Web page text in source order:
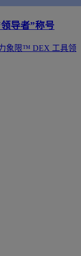
导者”称号
力象限™ DEX 工具领